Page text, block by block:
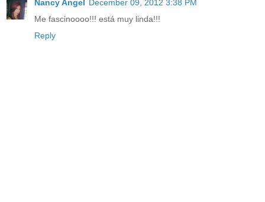
Nancy Angel December 09, 2012 3:38 PM
Me fascinoooo!!! está muy linda!!!
Reply